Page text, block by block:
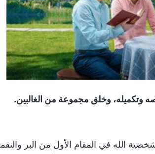
الله في المقام الأول من البر